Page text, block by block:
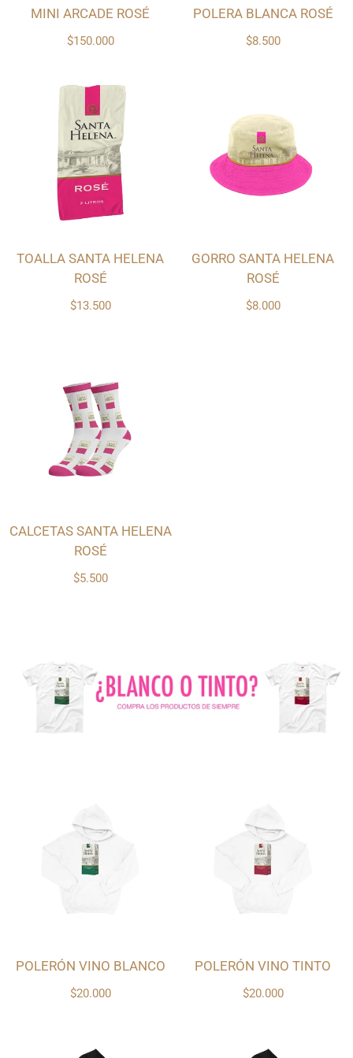
$150.000
MINI ARCADE ROSÉ
$8.500
POLERA BLANCA ROSÉ
$13.500
TOALLA SANTA HELENA
ROSÉ
$8.000
GORRO SANTA HELENA
ROSÉ
$5.500
CALCETAS SANTA HELENA
ROSÉ
$20.000
POLERÓN VINO BLANCO
$20.000
POLERÓN VINO TINTO